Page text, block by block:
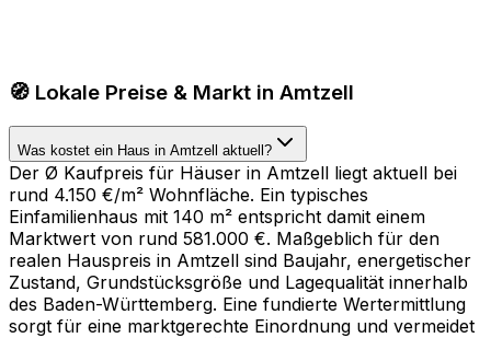
🧭 Lokale Preise & Markt in Amtzell
Was kostet ein Haus in Amtzell aktuell?
Der Ø Kaufpreis für Häuser in Amtzell liegt aktuell bei
rund 4.150 €/m² Wohnfläche. Ein typisches
Einfamilienhaus mit 140 m² entspricht damit einem
Marktwert von rund 581.000 €. Maßgeblich für den
realen Hauspreis in Amtzell sind Baujahr, energetischer
Zustand, Grundstücksgröße und Lagequalität innerhalb
des Baden-Württemberg. Eine fundierte Wertermittlung
sorgt für eine marktgerechte Einordnung und vermeidet